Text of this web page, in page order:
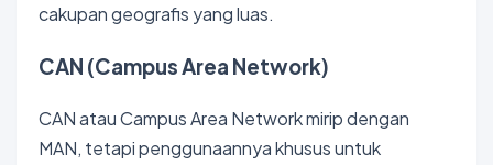
cakupan geografis yang luas.
CAN (Campus Area Network)
CAN atau Campus Area Network mirip dengan
MAN, tetapi penggunaannya khusus untuk